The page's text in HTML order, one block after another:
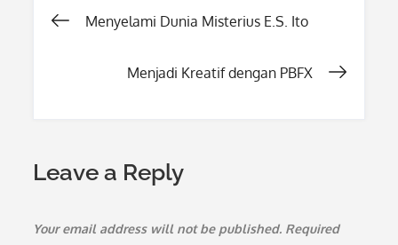
Post
navigation
Menyelami Dunia Misterius E.S. Ito
Menjadi Kreatif dengan PBFX
Leave a Reply
Your email address will not be published. Required